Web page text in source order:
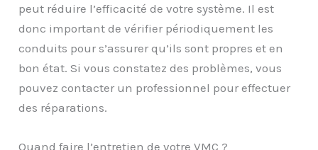
peut réduire l’efficacité de votre système. Il est
donc important de vérifier périodiquement les
conduits pour s’assurer qu’ils sont propres et en
bon état. Si vous constatez des problèmes, vous
pouvez contacter un professionnel pour effectuer
des réparations.
Quand faire l’entretien de votre VMC ?